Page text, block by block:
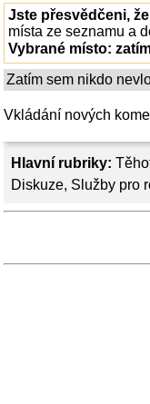
Hlavní rubriky:
Diskuze, Služby pro
Jste přesvědčeni,
místa ze seznamu a
Vybrané místo:
Zatím sem nikdo
Vkládání nových